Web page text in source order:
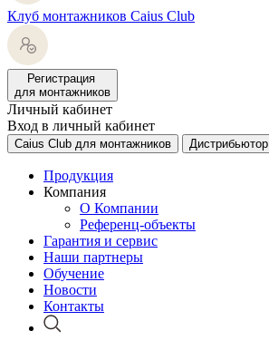
Клуб монтажников Caius Club
Регистрация
для монтажников
Личный кабинет
Вход в личный кабинет
Caius Club для монтажников Дистрибьютор
Продукция
Компания
О Компании
Референц-объекты
Гарантия и сервис
Наши партнеры
Обучение
Новости
Контакты